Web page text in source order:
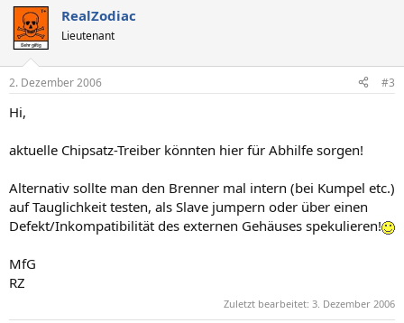
RealZodiac
Lieutenant
2. Dezember 2006 #3
Hi,
aktuelle Chipsatz-Treiber könnten hier für Abhilfe sorgen!
Alternativ sollte man den Brenner mal intern (bei Kumpel etc.)
auf Tauglichkeit testen, als Slave jumpern oder über einen
Defekt/Inkompatibilität des externen Gehäuses spekulieren!
MfG
RZ
Zuletzt bearbeitet: 3. Dezember 2006